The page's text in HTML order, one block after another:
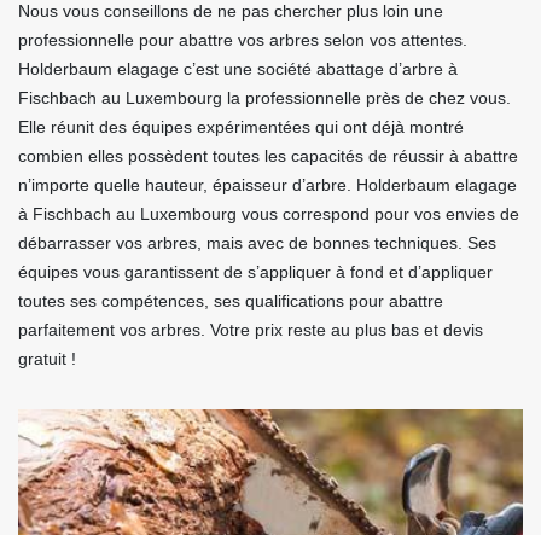
Nous vous conseillons de ne pas chercher plus loin une
professionnelle pour abattre vos arbres selon vos attentes.
Holderbaum elagage c’est une société abattage d’arbre à
Fischbach au Luxembourg la professionnelle près de chez vous.
Elle réunit des équipes expérimentées qui ont déjà montré
combien elles possèdent toutes les capacités de réussir à abattre
n’importe quelle hauteur, épaisseur d’arbre. Holderbaum elagage
à Fischbach au Luxembourg vous correspond pour vos envies de
débarrasser vos arbres, mais avec de bonnes techniques. Ses
équipes vous garantissent de s’appliquer à fond et d’appliquer
toutes ses compétences, ses qualifications pour abattre
parfaitement vos arbres. Votre prix reste au plus bas et devis
gratuit !